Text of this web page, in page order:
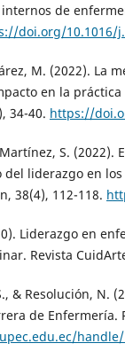
de
doi.org/10.1016/
M. (2022). La
en la
34-40. https://
S. (2022).
del liderazgo en
38(4), 112-118.
Liderazgo en
Revista
& Resolución, N.
de Enfermería.
handle/